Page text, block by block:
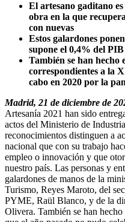
El artesano gaditano
obra en la que
con nuevas
Estos galardones
supone el 0,4% del
También se han hecho
correspondientes a la
cabo en 2020 por la
Madrid, 21 de diciembre de
Artesanía 2021 han sido
actos del Ministerio de
reconocimientos distinguen a
nacional que con su trabajo
empleo o innovación y que
nuestro país. Las personas y
galardones de manos de la
Turismo, Reyes Maroto, del
PYME, Raül Blanco, y de la
Olivera. También se han